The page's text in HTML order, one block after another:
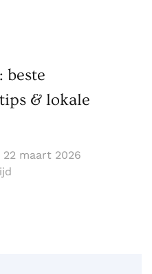
beste
& lokale
22 maart 2026